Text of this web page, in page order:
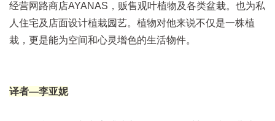
经营网路商店AYANAS，贩售观叶植物及各类盆栽。也为私
人住宅及店面设计植栽园艺。植物对他来说不仅是一株植
栽，更是能为空间和心灵增色的生活物件。
译者—李亚妮